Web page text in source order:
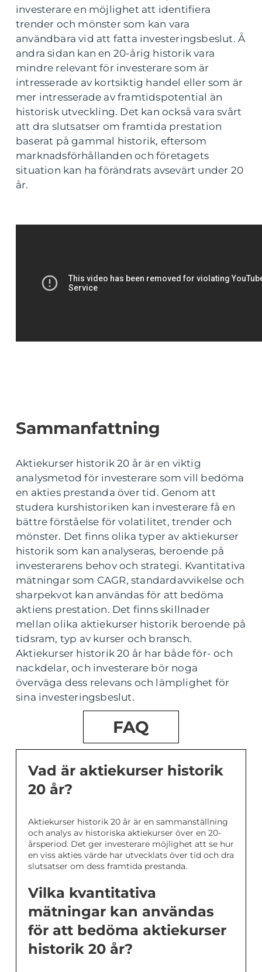
investerare en möjlighet att identifiera
trender och mönster som kan vara
användbara vid att fatta investeringsbeslut. Å
andra sidan kan en 20-årig historik vara
mindre relevant för investerare som är
intresserade av kortsiktig handel eller som är
mer intresserade av framtidspotential än
historisk utveckling. Det kan också vara svårt
att dra slutsatser om framtida prestation
baserat på gammal historik, eftersom
marknadsförhållanden och företagets
situation kan ha förändrats avsevärt under 20
år.
Sammanfattning
Aktiekurser historik 20 år är en viktig
analysmetod för investerare som vill bedöma
en akties prestanda över tid. Genom att
studera kurshistoriken kan investerare få en
bättre förståelse för volatilitet, trender och
mönster. Det finns olika typer av aktiekurser
historik som kan analyseras, beroende på
investerarens behov och strategi. Kvantitativa
mätningar som CAGR, standardavvikelse och
sharpekvot kan användas för att bedöma
aktiens prestation. Det finns skillnader
mellan olika aktiekurser historik beroende på
tidsram, typ av kurser och bransch.
Aktiekurser historik 20 år har både för- och
nackdelar, och investerare bör noga
överväga dess relevans och lämplighet för
sina investeringsbeslut.
FAQ
Vad är aktiekurser historik
20 år?
Aktiekurser historik 20 år är en sammanställning
och analys av historiska aktiekurser över en 20-
årsperiod. Det ger investerare möjlighet att se hur
en viss akties värde har utvecklats över tid och dra
slutsatser om dess framtida prestanda.
Vilka kvantitativa
mätningar kan användas
för att bedöma aktiekurser
historik 20 år?